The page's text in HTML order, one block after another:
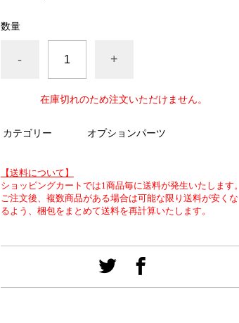
数量
- +
在庫切れのため注文いただけません。
カテゴリー オプションパーツ
【送料について】
ショッピングカートでは1商品毎に送料が発生いたします。
ご注文後、複数商品がある場合は可能な限り送料が安くな
るよう、梱包をまとめて送料を再計算いたします。